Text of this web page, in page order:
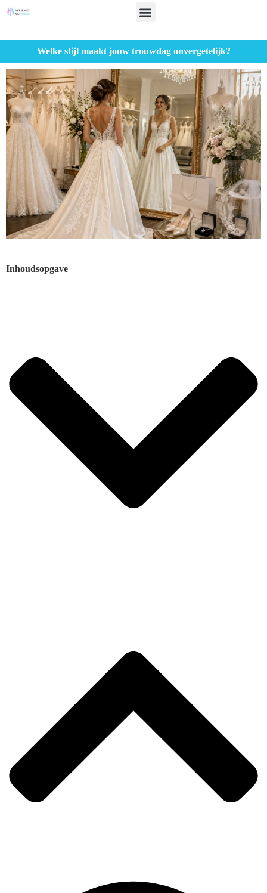
Welke stijl maakt jouw trouwdag onvergetelijk?
Inhoudsopgave